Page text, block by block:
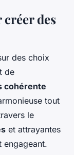
des
des choix
de
cohérente
tout
le
et attrayantes
engageant.